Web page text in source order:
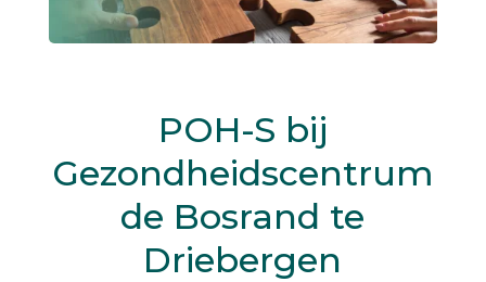
POH-S bij
Gezondheidscentrum
de Bosrand te
Driebergen